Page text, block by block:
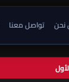
نحن تواصل معنا